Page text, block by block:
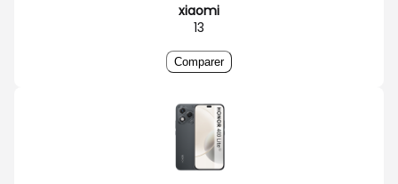
xiaomi
13
Comparer